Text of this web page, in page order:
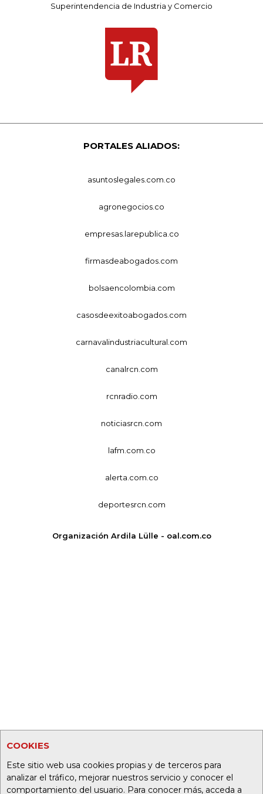
COOKIES
Este sitio web usa cookies propias y de terceros para
analizar el tráfico, mejorar nuestros servicio y conocer el
comportamiento del usuario. Para conocer más, acceda a
Superintendencia de Industria y Comercio
PORTALES ALIADOS:
asuntoslegales.com.co
agronegocios.co
empresas.larepublica.co
firmasdeabogados.com
bolsaencolombia.com
casosdeexitoabogados.com
carnavalindustriacultural.com
canalrcn.com
rcnradio.com
noticiasrcn.com
lafm.com.co
alerta.com.co
deportesrcn.com
Organización Ardila Lülle - oal.com.co